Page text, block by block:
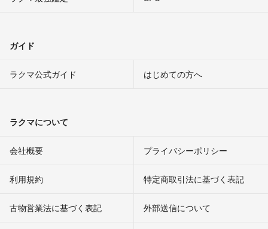
ガイド
ラクマ公式ガイド はじめての方へ
ラクマについて
会社概要 プライバシーポリシー
利用規約 特定商取引法に基づく表記
古物営業法に基づく表記 外部送信について